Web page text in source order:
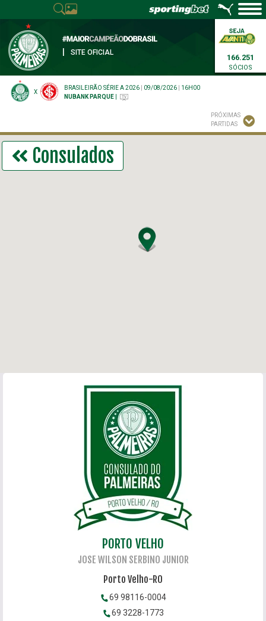
SITE OFICIAL
166.251
SÓCIOS
X
BRASILEIRÃO SÉRIE A 2026 09/08/2026
16H00
NUBANK PARQUE
PRÓXIMAS
PARTIDAS
Consulados
PORTO VELHO
JOSE WILSON SERBINO JUNIOR
Porto Velho-RO
69 98116-0004
69 3228-1773